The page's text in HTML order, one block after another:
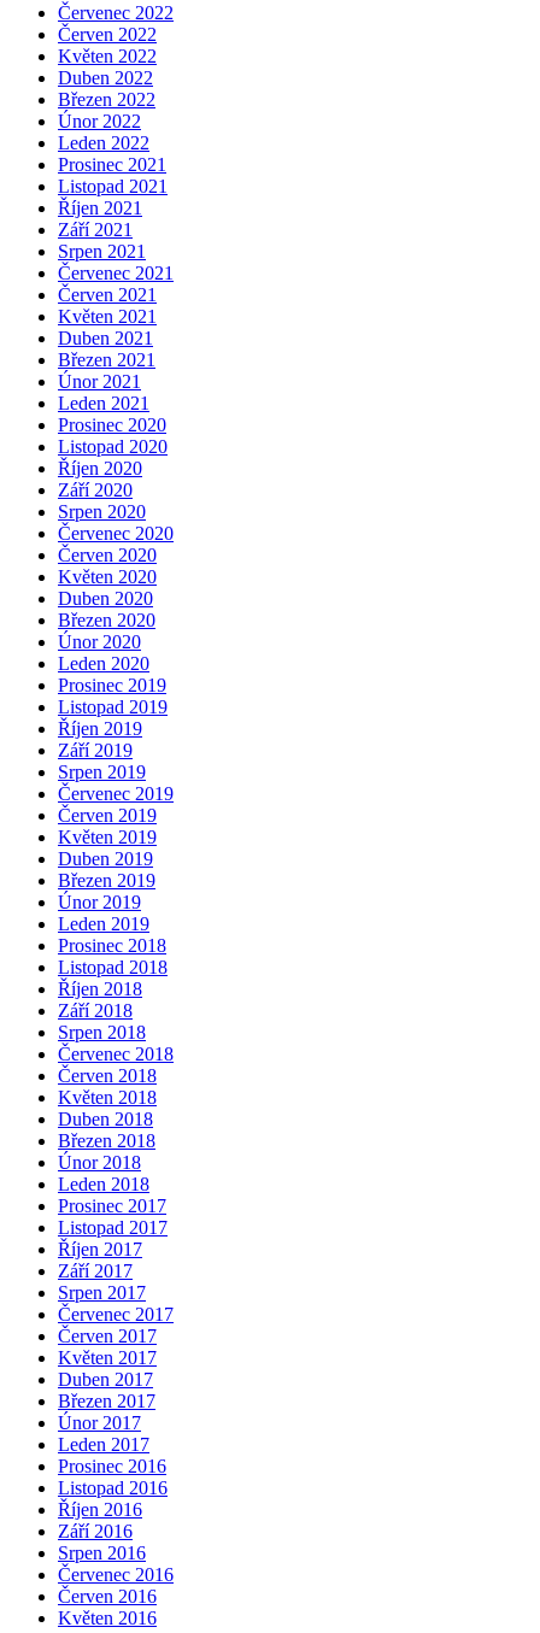
Červenec 2022
Červen 2022
Květen 2022
Duben 2022
Březen 2022
Únor 2022
Leden 2022
Prosinec 2021
Listopad 2021
Říjen 2021
Září 2021
Srpen 2021
Červenec 2021
Červen 2021
Květen 2021
Duben 2021
Březen 2021
Únor 2021
Leden 2021
Prosinec 2020
Listopad 2020
Říjen 2020
Září 2020
Srpen 2020
Červenec 2020
Červen 2020
Květen 2020
Duben 2020
Březen 2020
Únor 2020
Leden 2020
Prosinec 2019
Listopad 2019
Říjen 2019
Září 2019
Srpen 2019
Červenec 2019
Červen 2019
Květen 2019
Duben 2019
Březen 2019
Únor 2019
Leden 2019
Prosinec 2018
Listopad 2018
Říjen 2018
Září 2018
Srpen 2018
Červenec 2018
Červen 2018
Květen 2018
Duben 2018
Březen 2018
Únor 2018
Leden 2018
Prosinec 2017
Listopad 2017
Říjen 2017
Září 2017
Srpen 2017
Červenec 2017
Červen 2017
Květen 2017
Duben 2017
Březen 2017
Únor 2017
Leden 2017
Prosinec 2016
Listopad 2016
Říjen 2016
Září 2016
Srpen 2016
Červenec 2016
Červen 2016
Květen 2016